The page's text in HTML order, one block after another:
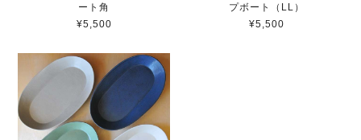
ート角
¥5,500
プボート（LL）
¥5,500